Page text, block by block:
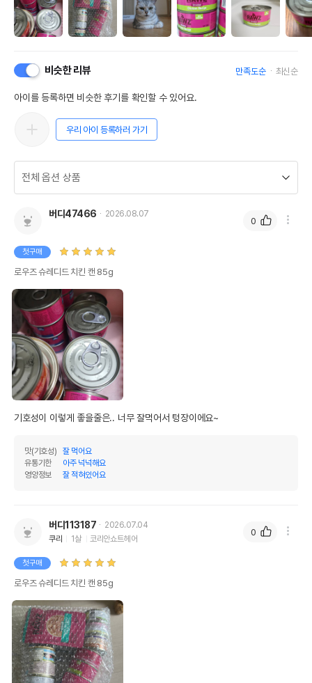
비슷한 리뷰 만족도순 최신순
아이를 등록하면 비슷한 후기를 확인할 수 있어요.
우리 아이 등록하러 가기
버디47466 2026.08.07
첫구매
로우즈 슈레디드 치킨 캔 85g
기호성이 이렇게 좋을줄은.. 너무 잘먹어서 텅장이에요~
맛(기호성)
잘 먹어요
유통기한
아주 넉넉해요
영양정보
잘 적혀있어요
0
버디113187
2026.07.04
쿠리
1살 코리안쇼트헤어
첫구매
로우즈 슈레디드 치킨 캔 85g
0